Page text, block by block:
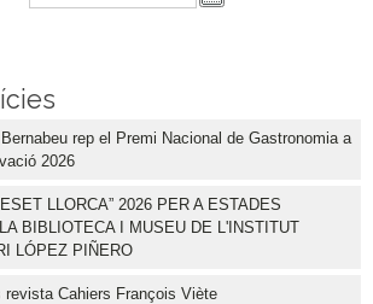
Bernabeu rep el Premi Nacional de Gastronomia a
2026
LLORCA” 2026 PER A ESTADES
BIBLIOTECA I MUSEU DE L'INSTITUT
LÓPEZ PIÑERO
revista Cahiers François Viète